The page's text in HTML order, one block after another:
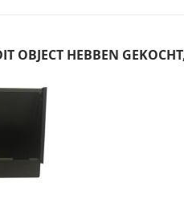
OBJECT HEBBEN